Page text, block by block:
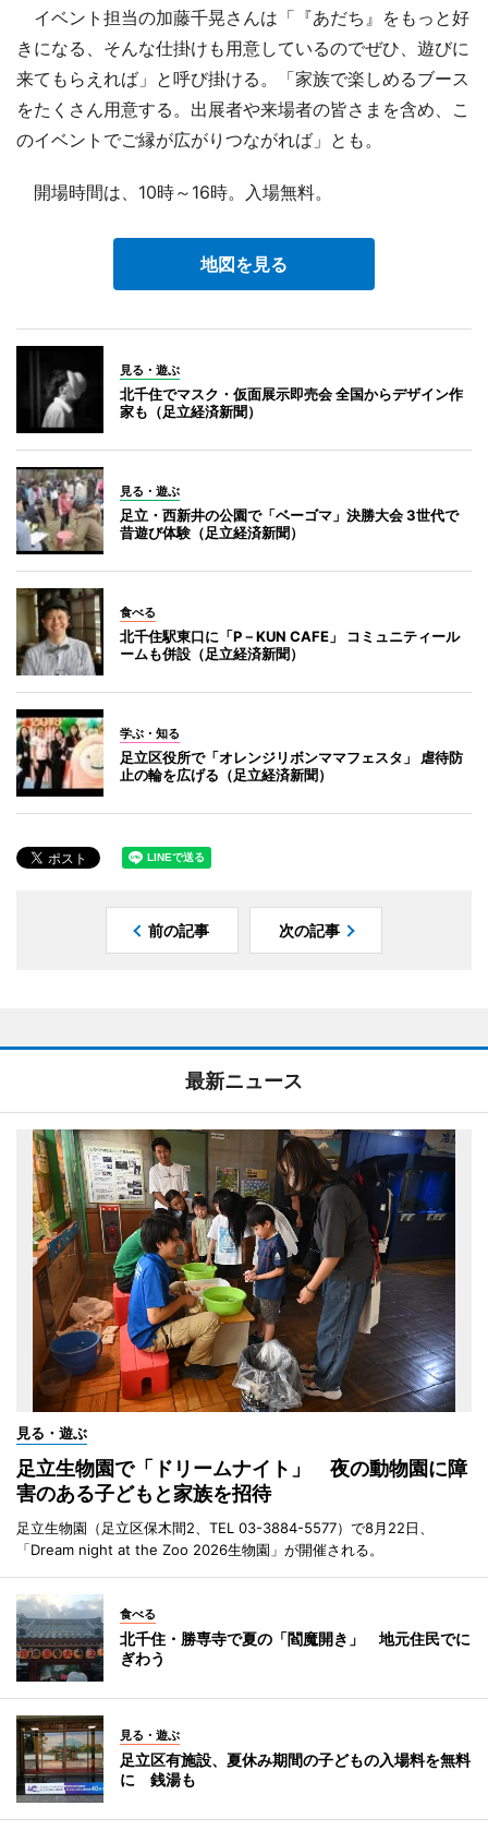
イベント担当の加藤千晃さんは「『あだち』をもっと好
きになる、そんな仕掛けも用意しているのでぜひ、遊びに
来てもらえれば」と呼び掛ける。「家族で楽しめるブース
をたくさん用意する。出展者や来場者の皆さまを含め、こ
のイベントでご縁が広がりつながれば」とも。
開場時間は、10時～16時。入場無料。
地図を見る
見る・遊ぶ
北千住でマスク・仮面展示即売会 全国からデザイン作
家も（足立経済新聞）
見る・遊ぶ
足立・西新井の公園で「ベーゴマ」決勝大会 3世代で
昔遊び体験（足立経済新聞）
食べる
北千住駅東口に「P－KUN CAFE」 コミュニティール
ームも併設（足立経済新聞）
学ぶ・知る
足立区役所で「オレンジリボンママフェスタ」 虐待防
止の輪を広げる（足立経済新聞）
前の記事 次の記事
最新ニュース
見る・遊ぶ
足立生物園で「ドリームナイト」 夜の動物園に障
害のある子どもと家族を招待
足立生物園（足立区保木間2、TEL 03-3884-5577）で8月22日、
「Dream night at the Zoo 2026生物園」が開催される。
食べる
北千住・勝専寺で夏の「閻魔開き」 地元住民でに
ぎわう
見る・遊ぶ
足立区有施設、夏休み期間の子どもの入場料を無料
に 銭湯も